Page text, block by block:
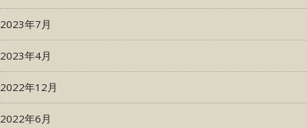
2023年7月
2023年4月
2022年12月
2022年6月